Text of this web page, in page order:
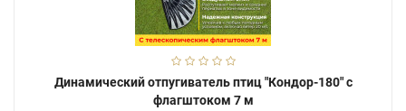
Динамический отпугиватель птиц "Кондор-180" с
флагштоком 7 м